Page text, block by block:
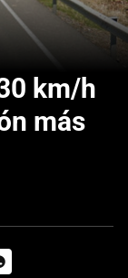
km/h
más